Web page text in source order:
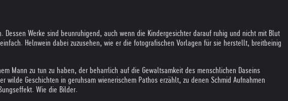
Werke sind beunruhigend, auch wenn die Kindergesichter darauf ruhig und nicht mit Blut
Helnwein dabei zuzusehen, wie er die fotografischen Vorlagen für sie herstellt, breitbeinig
Mann zu tun zu haben, der beharrlich auf die Gewaltsamkeit des menschlichen Daseins
Geschichten in geruhsam wienerischem Pathos erzählt, zu denen Schmid Aufnahmen
Wie die Bilder.